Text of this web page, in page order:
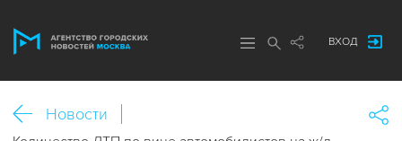
ВХОД
Новости